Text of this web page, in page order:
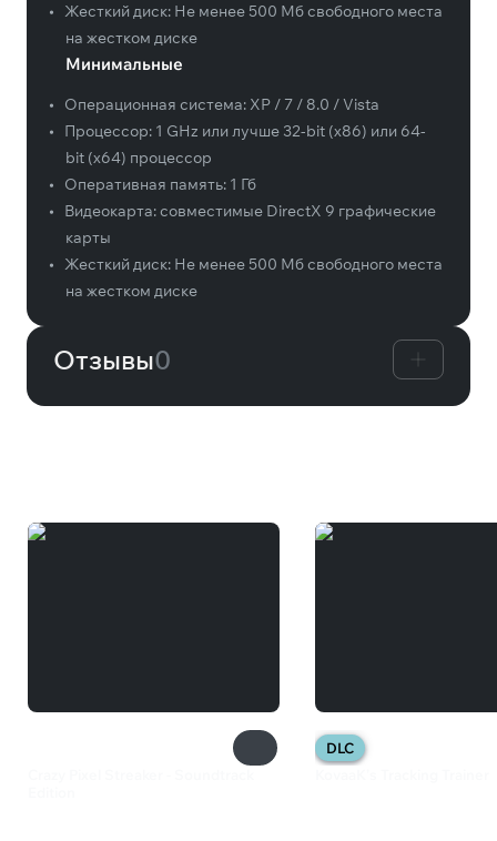
•
Жесткий диск: Не менее 500 Мб свободного места
на жестком диске
Минимальные
• Операционная система: XP / 7 / 8.0 / Vista
•
Процессор: 1 GHz или лучше 32-bit (x86) или 64-
bit (x64) процессор
•
Оперативная память: 1 Гб
•
Видеокарта:совместимые DirectX 9 графические
карты
•
Жесткий диск: Не менее 500 Мб свободного места
на жестком диске
Отзывы0
DLC